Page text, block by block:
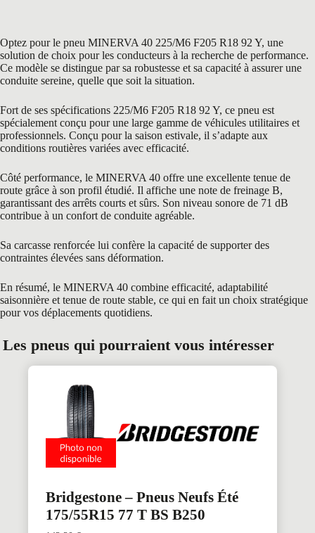
Optez pour le pneu MINERVA 40 225/M6 F205 R18 92 Y, une
solution de choix pour les conducteurs à la recherche de performance.
Ce modèle se distingue par sa robustesse et sa capacité à assurer une
conduite sereine, quelle que soit la situation.
Fort de ses spécifications 225/M6 F205 R18 92 Y, ce pneu est
spécialement conçu pour une large gamme de véhicules utilitaires et
professionnels. Conçu pour la saison estivale, il s’adapte aux
conditions routières variées avec efficacité.
Côté performance, le MINERVA 40 offre une excellente tenue de
route grâce à son profil étudié. Il affiche une note de freinage B,
garantissant des arrêts courts et sûrs. Son niveau sonore de 71 dB
contribue à un confort de conduite agréable.
Sa carcasse renforcée lui confère la capacité de supporter des
contraintes élevées sans déformation.
En résumé, le MINERVA 40 combine efficacité, adaptabilité
saisonnière et tenue de route stable, ce qui en fait un choix stratégique
pour vos déplacements quotidiens.
Les pneus qui pourraient vous intéresser
Bridgestone – Pneus Neufs Été
175/55R15 77 T BS B250